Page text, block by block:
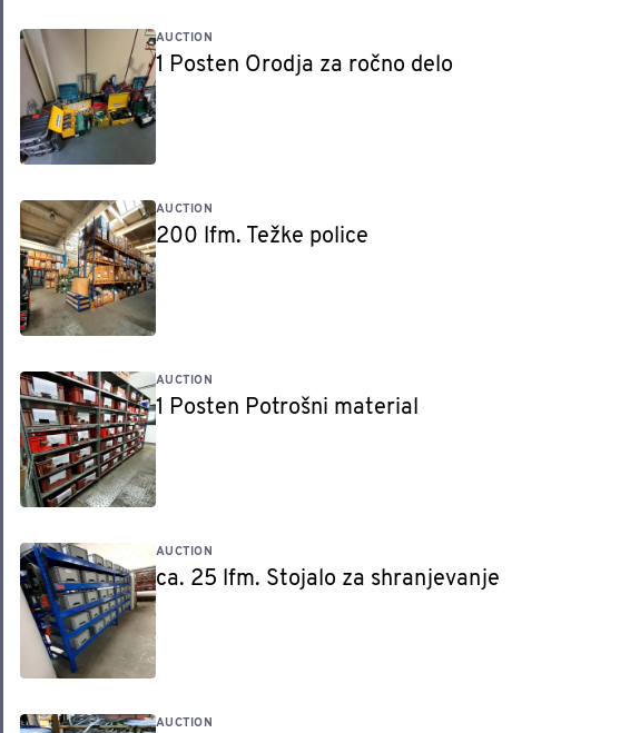
AUCTION
1 Posten Orodja za ročno delo
AUCTION
200 lfm. Težke police
AUCTION
1 Posten Potrošni material
AUCTION
ca. 25 lfm. Stojalo za shranjevanje
AUCTION